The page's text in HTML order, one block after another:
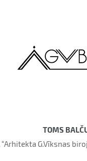
TOMS
“Arhitekta G.Vīksnas